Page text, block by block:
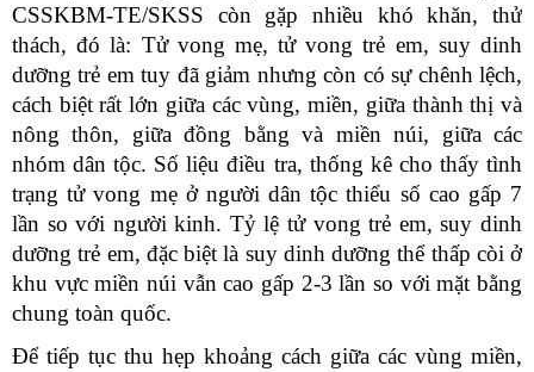
CSSKBM-TE/SKSS còn gặp nhiều khó khăn, thử
thách, đó là: Tử vong mẹ, tử vong trẻ em, suy dinh
dưỡng trẻ em tuy đã giảm nhưng còn có sự chênh lệch,
cách biệt rất lớn giữa các vùng, miền, giữa thành thị và
nông thôn, giữa đồng bằng và miền núi, giữa các
nhóm dân tộc. Số liệu điều tra, thống kê cho thấy tình
trạng tử vong mẹ ở người dân tộc thiểu số cao gấp 7
lần so với người kinh. Tỷ lệ tử vong trẻ em, suy dinh
dưỡng trẻ em, đặc biệt là suy dinh dưỡng thể thấp còi ở
khu vực miền núi vẫn cao gấp 2-3 lần so với mặt bằng
chung toàn quốc.
Để tiếp tục thu hẹp khoảng cách giữa các vùng miền,